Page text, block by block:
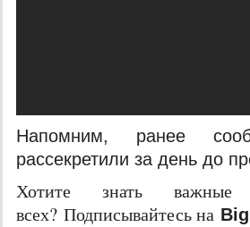
Напомним, ранее
рассекретили за день до
Хотите знать
всех? Подписывайтесь на